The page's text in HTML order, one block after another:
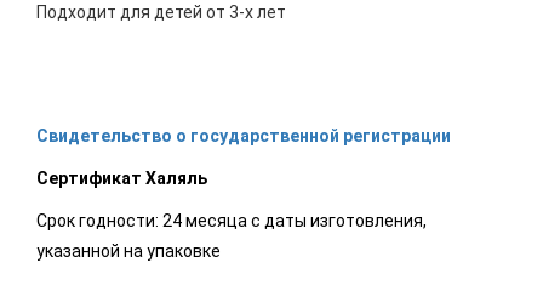
Подходит для детей от 3-х лет
Свидетельство о государственной регистрации
Сертификат Халяль
Срок годности: 24 месяца с даты изготовления,
указанной на упаковке